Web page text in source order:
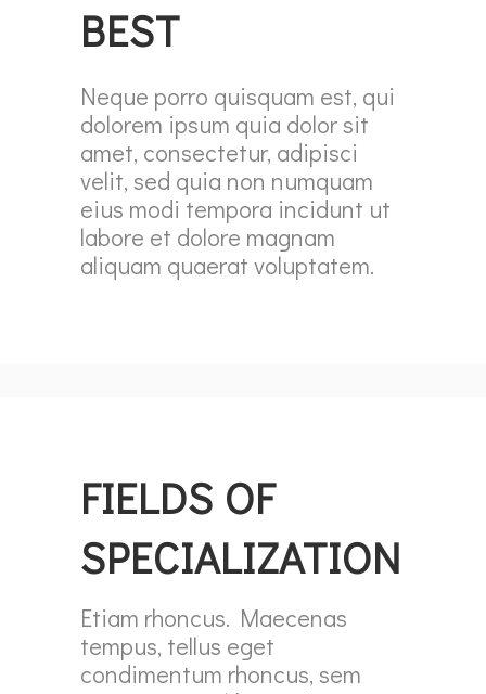
BEST
Neque porro quisquam est, qui
dolorem ipsum quia dolor sit
amet, consectetur, adipisci
velit, sed quia non numquam
eius modi tempora incidunt ut
labore et dolore magnam
aliquam quaerat voluptatem.
FIELDS OF
SPECIALIZATION
Etiam rhoncus. Maecenas
tempus, tellus eget
condimentum rhoncus, sem